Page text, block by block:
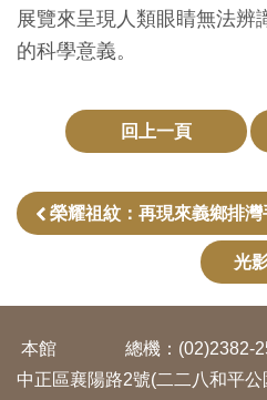
政
府
與
資
展覽來呈現人類眼睛無法辨
的科學意義。
回上一頁
榮耀祖紋：再現來義鄉排灣
光
本館 總機：(02)2382-
中正區襄陽路2號(二二八和平公